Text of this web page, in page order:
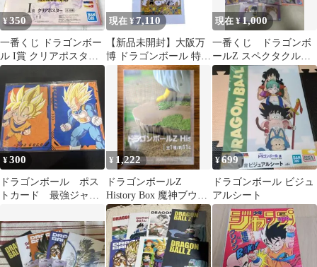
¥350
一番くじ ドラゴンボー
ル I賞 クリアポスター
孫悟空 超サイヤ人3 ⑦
現在 ¥7,110
【新品未開封】大阪万
博 ドラゴンボール 特殊
加工印刷ポスター3
EXPO2025
現在 ¥ 1,000
一番くじ ドラゴンボ
ールZ スペクタクルバ
トル G・H・I賞 17
つ です。
¥300
ドラゴンボール ポス
トカード 最強ジャン
¥ 1,222
ドラゴンボールZ
History Box 魔神ブウ
非売品 販促用ポスタ
ー②
¥699
ドラゴンボール ビジュ
アルシート